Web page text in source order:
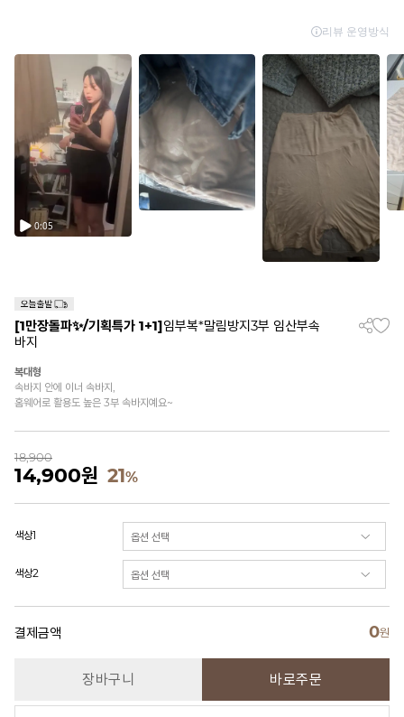
[1만장돌파✨/기획특가 1+1]임부복*말림방지3부 임산부속
바지
복대형
속바지 안에 이너 속바지,
홈웨어로 활용도 높은 3부 속바지예요~
18,900
14,900원 21%
색상1
색상2
결제금액 0원
장바구니 바로주문